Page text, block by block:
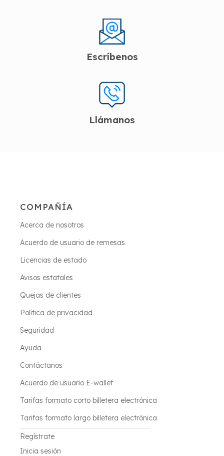
Escríbenos
Llámanos
COMPAÑÍA
Acerca de nosotros
Acuerdo de usuario de remesas
Licencias de estado
Avisos estatales
Quejas de clientes
Política de privacidad
Seguridad
Ayuda
Contáctanos
Acuerdo de usuario E-wallet
Tarifas formato corto billetera electrónica
Tarifas formato largo billetera electrónica
Regístrate
Inicia sesión